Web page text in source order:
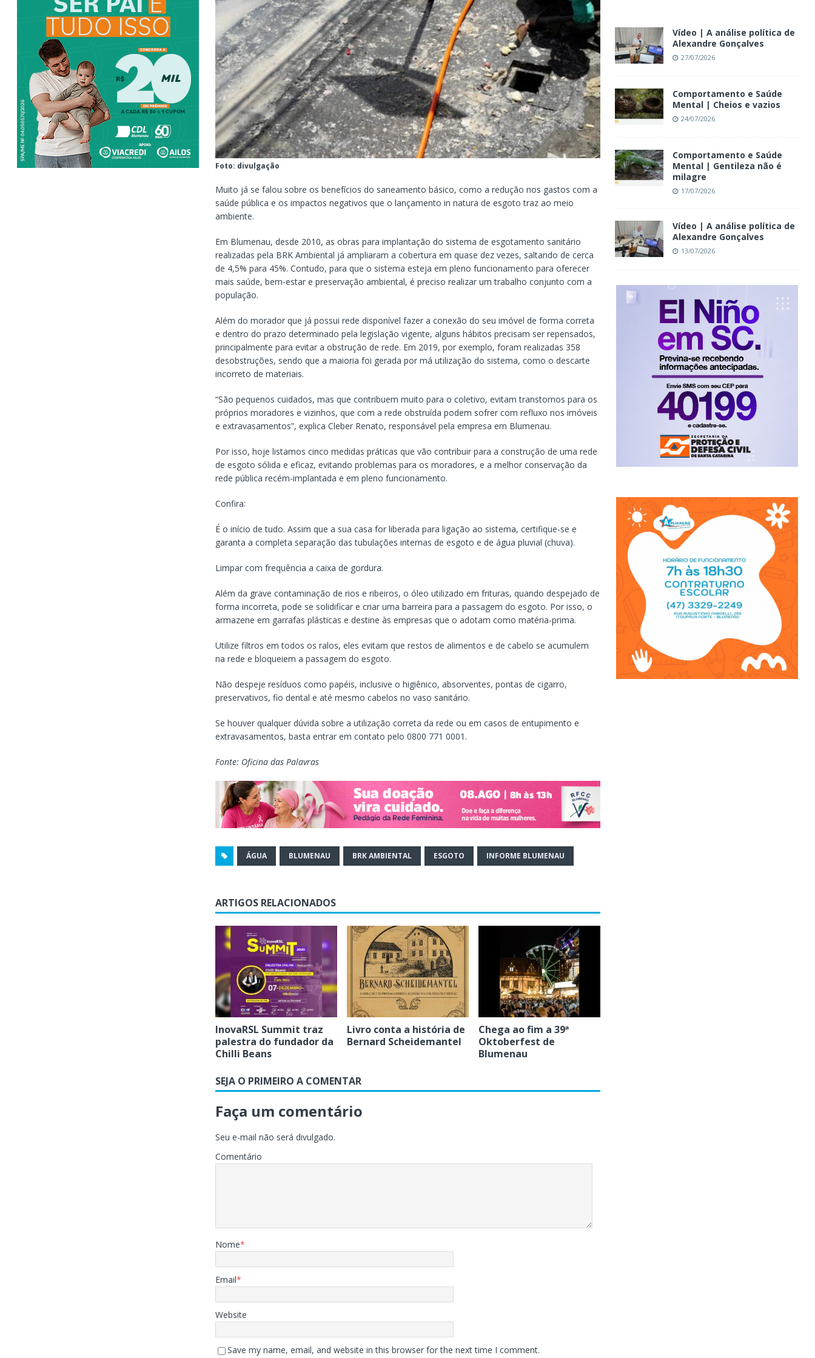
Foto: divulgação
Muito já se falou sobre os benefícios do saneamento básico, como a redução nos gastos com a
saúde pública e os impactos negativos que o lançamento in natura de esgoto traz ao meio
ambiente.
Em Blumenau, desde 2010, as obras para implantação do sistema de esgotamento sanitário
realizadas pela BRK Ambiental já ampliaram a cobertura em quase dez vezes, saltando de cerca
de 4,5% para 45%. Contudo, para que o sistema esteja em pleno funcionamento para oferecer
mais saúde, bem-estar e preservação ambiental, é preciso realizar um trabalho conjunto com a
população.
Além do morador que já possui rede disponível fazer a conexão do seu imóvel de forma correta
e dentro do prazo determinado pela legislação vigente, alguns hábitos precisam ser repensados,
principalmente para evitar a obstrução de rede. Em 2019, por exemplo, foram realizadas 358
desobstruções, sendo que a maioria foi gerada por má utilização do sistema, como o descarte
incorreto de materiais.
“São pequenos cuidados, mas que contribuem muito para o coletivo, evitam transtornos para os
próprios moradores e vizinhos, que com a rede obstruída podem sofrer com refluxo nos imóveis
e extravasamentos”, explica Cleber Renato, responsável pela empresa em Blumenau.
Por isso, hoje listamos cinco medidas práticas que vão contribuir para a construção de uma rede
de esgoto sólida e eficaz, evitando problemas para os moradores, e a melhor conservação da
rede pública recém-implantada e em pleno funcionamento.
Confira:
É o início de tudo. Assim que a sua casa for liberada para ligação ao sistema, certifique-se e
garanta a completa separação das tubulações internas de esgoto e de água pluvial (chuva).
Limpar com frequência a caixa de gordura.
Além da grave contaminação de rios e ribeiros, o óleo utilizado em frituras, quando despejado de
forma incorreta, pode se solidificar e criar uma barreira para a passagem do esgoto. Por isso, o
armazene em garrafas plásticas e destine às empresas que o adotam como matéria-prima.
Utilize filtros em todos os ralos, eles evitam que restos de alimentos e de cabelo se acumulem
na rede e bloqueiem a passagem do esgoto.
Não despeje resíduos como papéis, inclusive o higiênico, absorventes, pontas de cigarro,
preservativos, fio dental e até mesmo cabelos no vaso sanitário.
Se houver qualquer dúvida sobre a utilização correta da rede ou em casos de entupimento e
extravasamentos, basta entrar em contato pelo 0800 771 0001.
Fonte: Oficina das Palavras
ÁGUA BLUMENAU BRK AMBIENTAL ESGOTO INFORME BLUMENAU
ARTIGOS RELACIONADOS
InovaRSL Summit traz
palestra do fundador da
Chilli Beans
Livro conta a história de
Bernard Scheidemantel
Chega ao fim a 39ª
Oktoberfest de
Blumenau
SEJA O PRIMEIRO A COMENTAR
Faça um comentário
Seu e-mail não será divulgado.
Comentário
Nome*
Email*
Website
Save my name, email, and website in this browser for the next time I comment.
Vídeo | A análise política de
Alexandre Gonçalves
27/07/2026
Comportamento e Saúde
Mental | Cheios e vazios
24/07/2026
Comportamento e Saúde
Mental | Gentileza não é
milagre
17/07/2026
Vídeo | A análise política de
Alexandre Gonçalves
13/07/2026